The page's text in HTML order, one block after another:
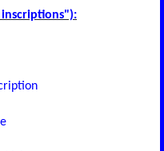
inscriptions"):